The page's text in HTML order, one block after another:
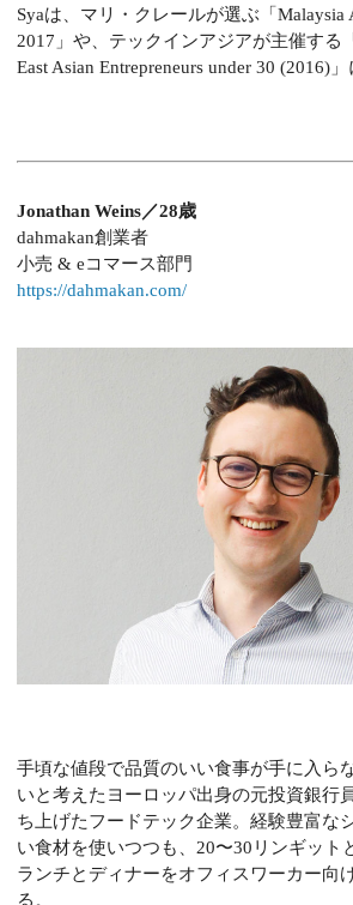
Syaは、マリ・クレールが選ぶ「Malaysia
2017」や、テックインアジアが主催する
East Asian Entrepreneurs under 30 (2016)
Jonathan Weins／28歳
dahmakan創業者
小売 & eコマース部門
https://dahmakan.com/
手頃な値段で品質のいい食事が手に入ら
いと考えたヨーロッパ出身の元投資銀行
ち上げたフードテック企業。経験豊富な
い食材を使いつつも、20〜30リンギット
ランチとディナーをオフィスワーカー向
る。